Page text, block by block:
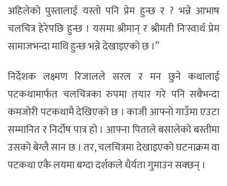
अहिलेको पुस्तालाई यस्तो पनि प्रेम हुन्छ र ? भन्ने आभाष
चलचित्र हेरेपछि हुन्छ । यसमा श्रीमान् र श्रीमती निःस्वार्थ प्रेम
सामाजभन्दा माथि हुन्छ भन्ने देखाइएको छ ।”
निर्देशक लक्ष्मण रिजालले सरल र मन छुने कथालाई
पटकथामार्फत चलचित्रका रुपमा तयार गरे पनि सबैभन्दा
कमजोरी पटकथामै देखिएको छ । काजी आफ्नो गाउँमा एउटा
सम्मानित र निर्दोष पात्र हो । आफ्ना पिताले बसालेको बस्तीमा
उसको बेग्लै सान छ । तर, चलचित्रमा देखाइएको घटनाक्रम वा
पटकथा एकै लयमा बग्दा दर्शकले धैर्यता गुमाउन सक्छन् ।